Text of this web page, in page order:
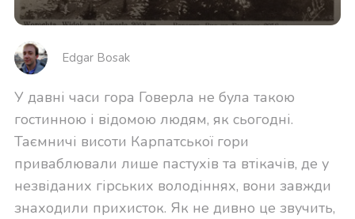
Edgar Bosak
У давні часи гора Говерла не була такою
гостинною і відомою людям, як сьогодні.
Таємничі висоти Карпатської гори
приваблювали лише пастухів та втікачів, де у
незвіданих гірських володіннях, вони завжди
знаходили прихисток. Як не дивно це звучить,